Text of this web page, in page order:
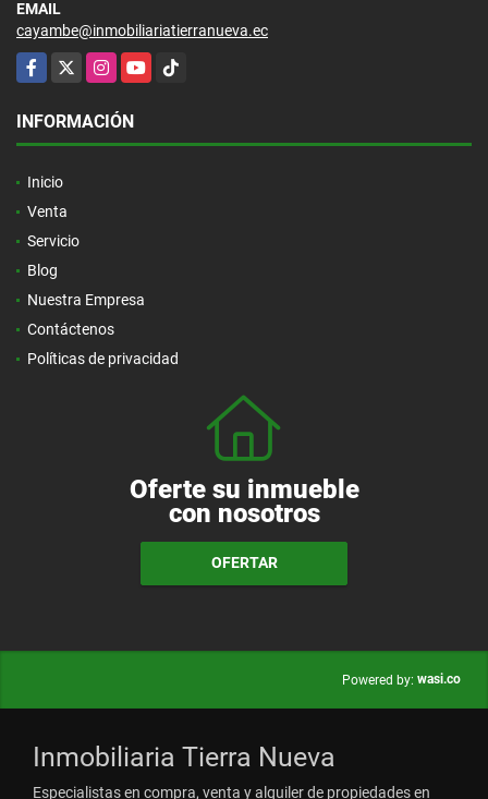
EMAIL
cayambe@inmobiliariatierranueva.ec
Facebook
X InstagramYouTubeTikTok
INFORMACIÓN
Inicio
Venta
Servicio
Blog
Nuestra Empresa
Contáctenos
Políticas de privacidad
Oferte su inmueble
con nosotros
OFERTAR
Powered by: wasi.co
Inmobiliaria Tierra Nueva
Especialistas en compra, venta y alquiler de propiedades en